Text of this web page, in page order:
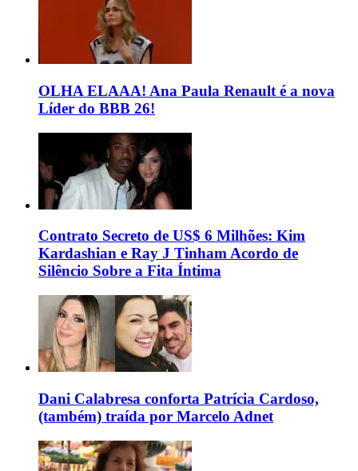
OLHA ELAAA! Ana Paula Renault é a nova
Líder do BBB 26!
Contrato Secreto de US$ 6 Milhões: Kim
Kardashian e Ray J Tinham Acordo de
Silêncio Sobre a Fita Íntima
Dani Calabresa conforta Patrícia Cardoso,
(também) traída por Marcelo Adnet